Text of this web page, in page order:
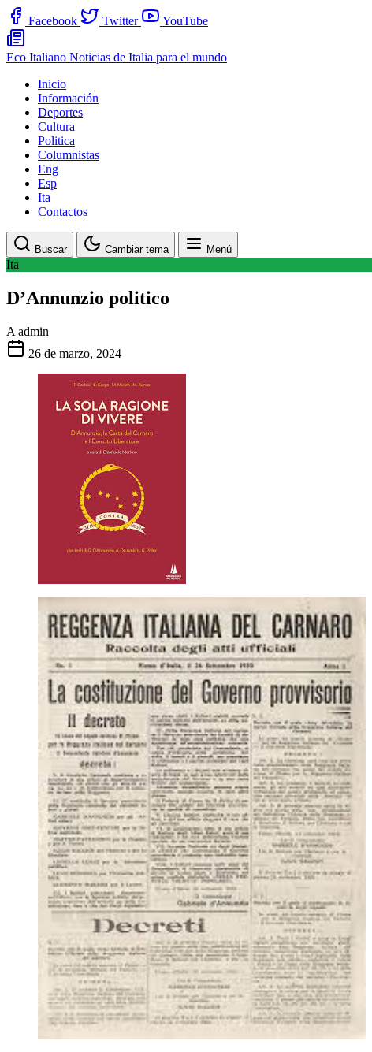
Facebook Twitter YouTube
Eco Italiano Noticias de Italia para el mundo
Inicio
Información
Deportes
Cultura
Politica
Columnistas
Eng
Esp
Ita
Contactos
Buscar Cambiar tema Menú
Ita
D’Annunzio politico
A admin
26 de marzo, 2024